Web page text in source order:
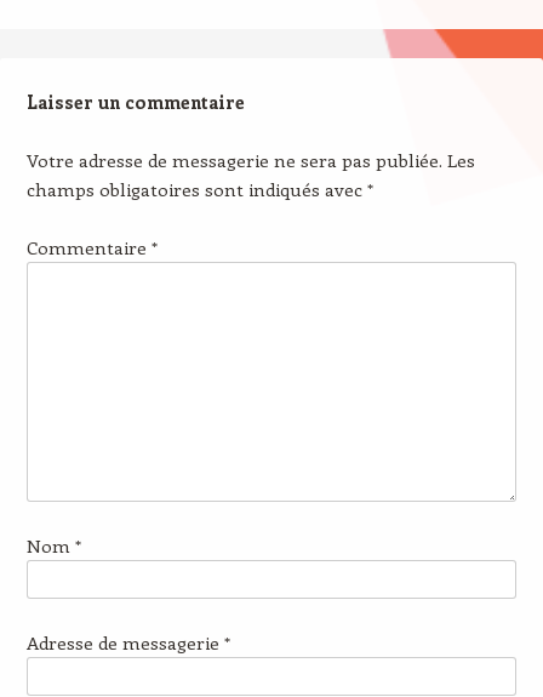
Laisser un commentaire
Votre adresse de messagerie ne sera pas publiée. Les
champs obligatoires sont indiqués avec *
Commentaire *
Nom *
Adresse de messagerie *